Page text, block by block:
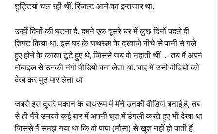
छुट्टियां चल रही थीं. रिजल्ट आने का इन्तजार था.
उन्हीं दिनों की घटना है. हमने एक दूसरे घर में कुछ दिनों पहले ही
शिफ्ट किया था. इस घर के बाथरूम के दरवाजे नीचे से पानी से गले
हुए होने के कारण टूटे हुए थे, जिससे जब वो नहाती थीं … तब मैं अपने
मोबाइल से उनकी नंगी वीडियो बना लेता था. बाद में उसी वीडियो को
देख कर मुठ मार लेता था.
जबसे इस दूसरे मकान के बाथरूम में मैंने उनकी वीडियो बनाई है, तब
से ही मैंने उनको कई बार में अपनी चूत में उंगली करते हुए भी देखा था
जिससे मैं समझ गया था कि वो पापा (मौसा) से खुश नहीं हो पाती हैं.